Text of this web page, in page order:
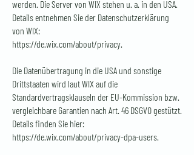
werden. Die Server von WIX stehen u. a. in den USA.
Details entnehmen Sie der Datenschutzerklärung
von WIX:
https://de.wix.com/about/privacy.
Die Datenübertragung in die USA und sonstige
Drittstaaten wird laut WIX auf die
Standardvertragsklauseln der EU-Kommission bzw.
vergleichbare Garantien nach Art. 46 DSGVO gestützt.
Details finden Sie hier:
https://de.wix.com/about/privacy-dpa-users.